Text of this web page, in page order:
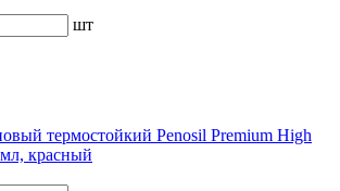
шт
термостойкий Penosil Premium High
красный